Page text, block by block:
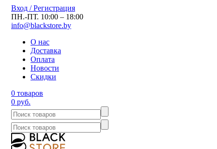
Вход / Регистрация
ПН.-ПТ. 10:00 – 18:00
info@blackstore.by
О нас
Доставка
Оплата
Новости
Скидки
0 товаров
0 руб.